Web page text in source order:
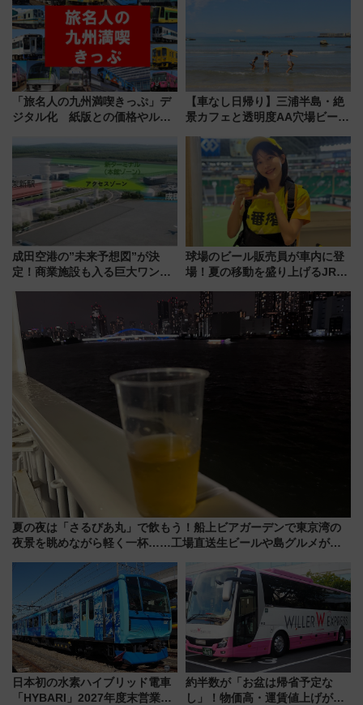
（札幌市）
「旅名人の九州満喫きっぷ」デ
ジタル化 紙版との価格やルー
【車なし日帰り】三浦半島・絶
景カフェと透明度AA穴場ビーチ
用してストレスフリー旅へ行こ
う！
成田空港の”未来予想図”が決
定！商業施設も入る巨大ワンタ
で新型特急が品川･羽田とを結
ぶ！ JR空港駅は2面3線化！
球場のビール販売員が車内に登
場！夏の移動を盛り上げるJR九
月7日限定 ソフトバンクホーク
スとコラボ
夏の夜は「さるびあ丸」で飲もう！船上ビアガーデンで東京湾の
夜景を眺めながら軽く一杯……工場直送生ビールや島グルメが美
日本初の水素ハイブリッド電車
「HYBARI」2027年度末営業運
約半数が「お盆は帰省予定な
し」！物価高・運賃値上げが財